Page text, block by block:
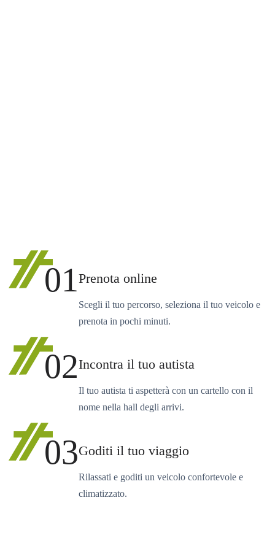
01Prenota online
Scegli il tuo percorso, seleziona il tuo veicolo e
prenota in pochi minuti.
02Incontra il tuo autista
Il tuo autista ti aspetterà con un cartello con il
nome nella hall degli arrivi.
03Goditi il tuo viaggio
Rilassati e goditi un veicolo confortevole e
climatizzato.